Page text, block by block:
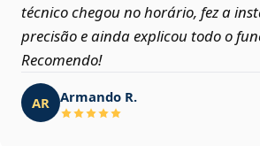
técnico chegou no horário, fez a
precisão e ainda explicou todo o
Recomendo!
AR Armando R.